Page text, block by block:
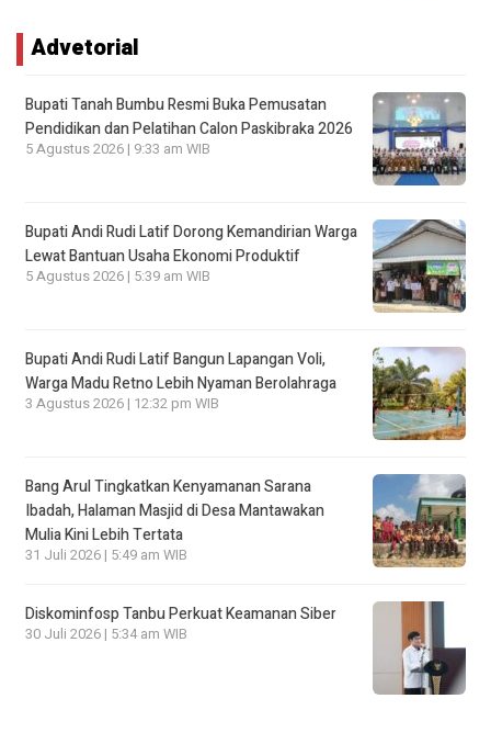
Advetorial
Bupati Tanah Bumbu Resmi Buka Pemusatan
Pendidikan dan Pelatihan Calon Paskibraka 2026
5 Agustus 2026 | 9:33 am WIB
Bupati Andi Rudi Latif Dorong Kemandirian Warga
Lewat Bantuan Usaha Ekonomi Produktif
5 Agustus 2026 | 5:39 am WIB
Bupati Andi Rudi Latif Bangun Lapangan Voli,
Warga Madu Retno Lebih Nyaman Berolahraga
3 Agustus 2026 | 12:32 pm WIB
Bang Arul Tingkatkan Kenyamanan Sarana
Ibadah, Halaman Masjid di Desa Mantawakan
Mulia Kini Lebih Tertata
31 Juli 2026 | 5:49 am WIB
Diskominfosp Tanbu Perkuat Keamanan Siber
30 Juli 2026 | 5:34 am WIB